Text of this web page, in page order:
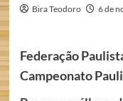
Bira Teodoro 6 de
Federação
Campeonato